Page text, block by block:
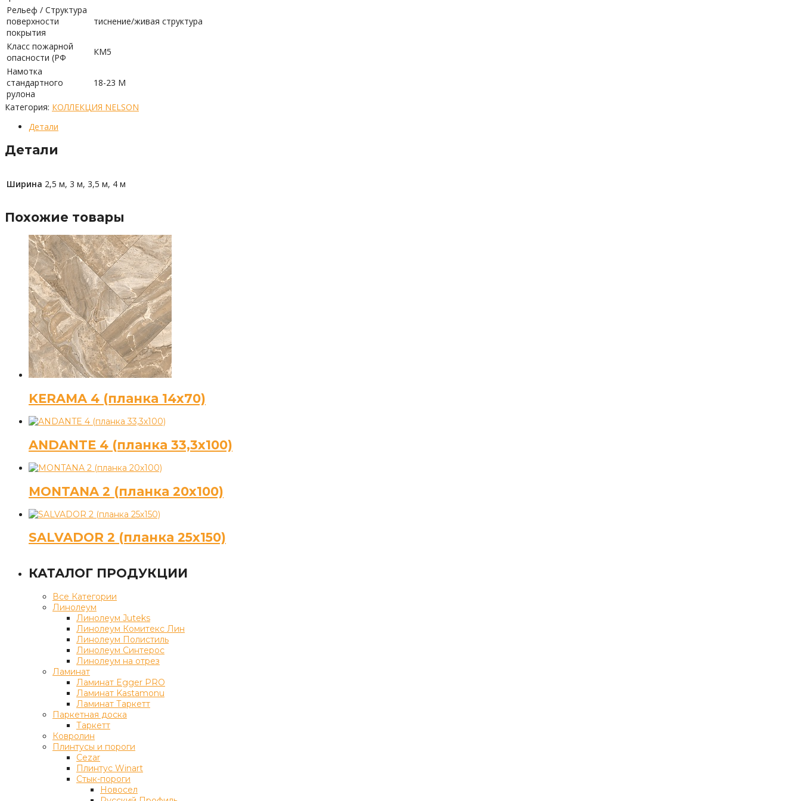
Рельеф / Структура
поверхности
покрытия
тиснение/живая структура
Класс пожарной
опасности (РФ
КМ5
Намотка
стандартного
рулона
18-23 М
Категория: КОЛЛЕКЦИЯ NELSON
Детали
Детали
Ширина 2,5 м, 3 м, 3,5 м, 4 м
Похожие товары
KERAMA 4 (планка 14х70)
ANDANTE 4 (планка 33,3х100)
MONTANA 2 (планка 20х100)
SALVADOR 2 (планка 25х150)
КАТАЛОГ ПРОДУКЦИИ
Все Категории
Линолеум
Линолеум Juteks
Линолеум Комитекс Лин
Линолеум Полистиль
Линолеум Синтерос
Линолеум на отрез
Ламинат
Ламинат Egger PRO
Ламинат Kastamonu
Ламинат Таркетт
Паркетная доска
Таркетт
Ковролин
Плинтусы и пороги
Cezar
Плинтус Winart
Стык-пороги
Новосел